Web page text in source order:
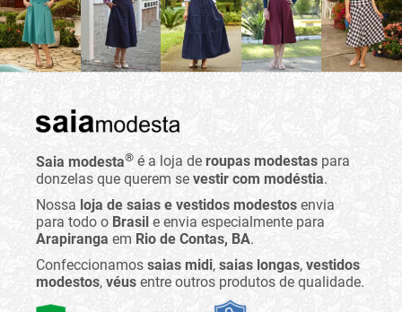
Saia modesta® é a loja de roupas modestas para
donzelas que querem se vestir com modéstia.
Nossa loja de saias e vestidos modestos envia
para todo o Brasil e envia especialmente para
Arapiranga em Rio de Contas, BA.
Confeccionamos saias midi, saias longas, vestidos
modestos, véus entre outros produtos de qualidade.